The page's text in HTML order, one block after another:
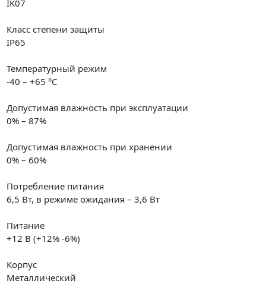
IK07
Класс степени защиты
IP65
Температурный режим
-40 – +65 °С
Допустимая влажность при эксплуатации
0% – 87%
Допустимая влажность при хранении
0% – 60%
Потребление питания
6,5 Вт, в режиме ожидания – 3,6 Вт
Питание
+12 В (+12% -6%)
Корпус
Металлический